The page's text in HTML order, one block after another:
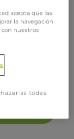
acepta que las
la navegación
con nuestros
todas